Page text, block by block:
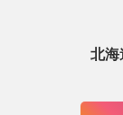
北海